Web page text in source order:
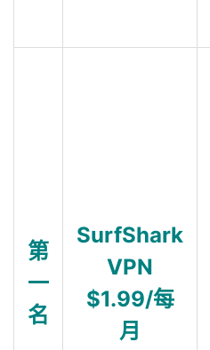
第
一
名
SurfShark
VPN
$1.99/每
月